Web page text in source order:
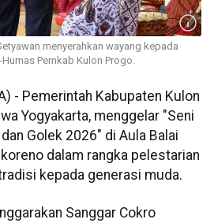
menyerahkan wayang kepada
Pemkab Kulon Progo.
- Pemerintah Kabupaten Kulon
Yogyakarta, menggelar "Seni
Golek 2026" di Aula Balai
dalam rangka pelestarian
kepada generasi muda.
Sanggar Cokro